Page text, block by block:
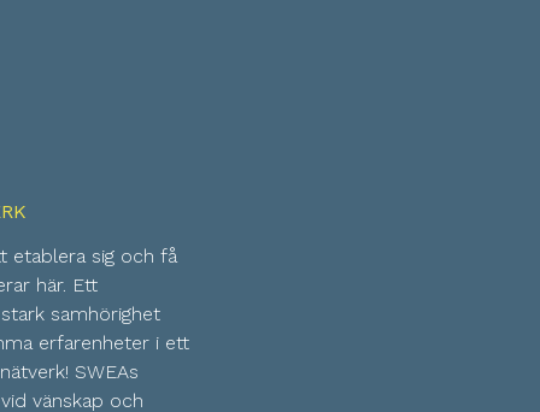
etablera sig och få
här. Ett
samhörighet
erfarenheter i ett
SWEAs
vänskap och